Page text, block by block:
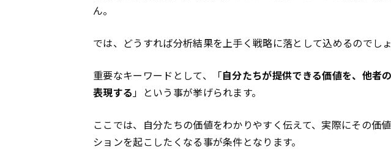
ん。
では、どうすれば分析結果を上手く戦略に落として込めるのでし
重要なキーワードとして、「自分たちが提供できる価値を、他者
表現する」という事が挙げられます。
ここでは、自分たちの価値をわかりやすく伝えて、実際にその価
ションを起こしたくなる事が条件となります。